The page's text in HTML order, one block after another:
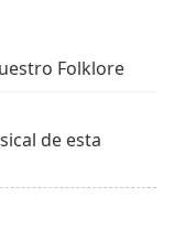
Folklore
de esta